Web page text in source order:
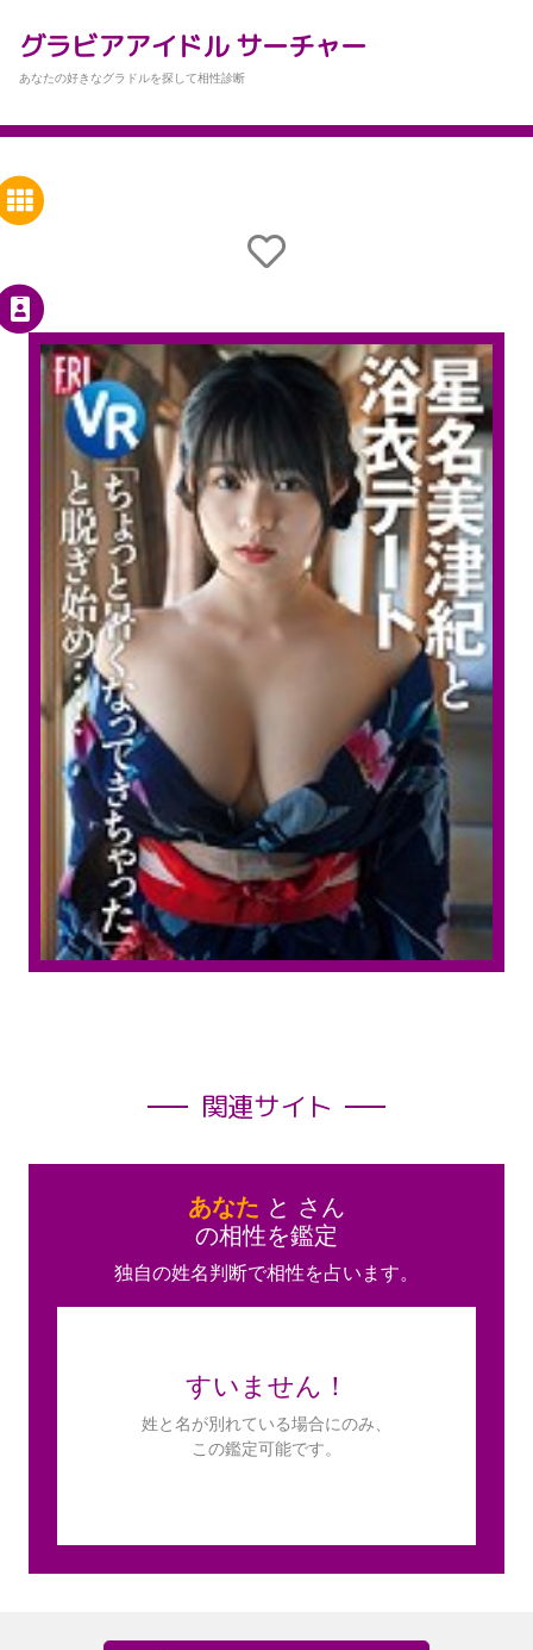
グラビアアイドル サーチャー
あなたの好きなグラドルを探して相性診断
関連サイト
あなた と さん
の相性を鑑定
独自の姓名判断で相性を占います。
すいません！
姓と名が別れている場合にのみ、
この鑑定可能です。